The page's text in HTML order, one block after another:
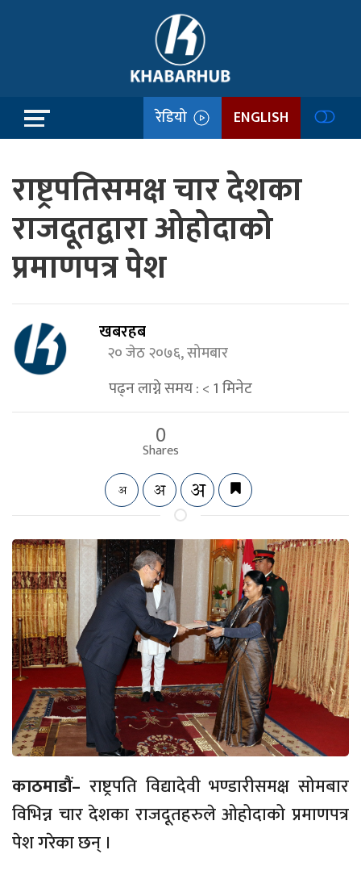
रेडियो ENGLISH
राष्ट्रपतिसमक्ष चार देशका
राजदूतद्वारा ओहोदाको
प्रमाणपत्र पेश
खबरहब
२० जेठ २०७६, सोमबार
पढ्न लाग्ने समय :< 1मिनेट
0
Shares
काठमाडौं– राष्ट्रपति विद्यादेवी भण्डारीसमक्ष सोमबार
विभिन्न चार देशका राजदूतहरुले ओहोदाको प्रमाणपत्र
पेश गरेका छन् ।